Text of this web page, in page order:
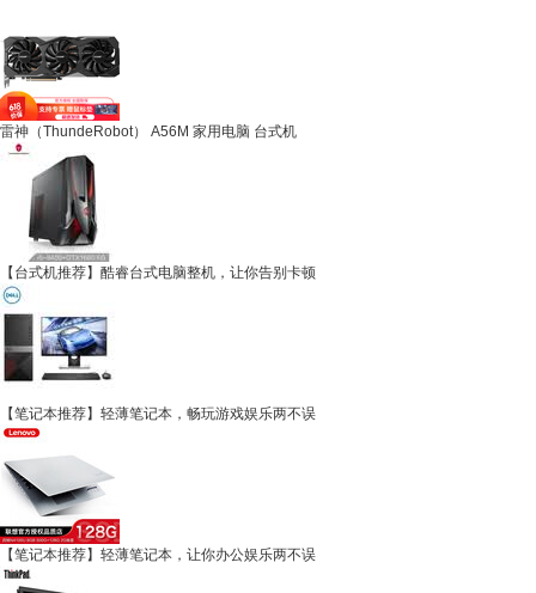
雷神（ThundeRobot） A56M 家用电脑 台式机
【台式机推荐】酷睿台式电脑整机，让你告别卡顿
【笔记本推荐】轻薄笔记本，畅玩游戏娱乐两不误
【笔记本推荐】轻薄笔记本，让你办公娱乐两不误